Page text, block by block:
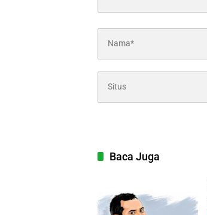
Baca Juga